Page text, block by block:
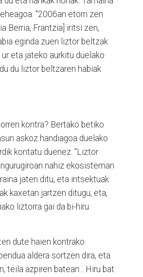
"2006an etorri zen
Berria, Frantzia] iritsi zen,
eginda zuen liztor beltzak
eta jateko aurkitu duelako
du liztor beltzaren habiak
kontra? Bertako betiko
askoz handiagoa duelako
kontatu duenez. "Liztor
nahiz ekosisteman
jaten ditu, eta intsektuak
kaxetan jartzen ditugu, eta,
liztorra gai da bi-hiru
dute haien kontrako
aldera sortzen dira, eta
teila azpiren batean... Hiru bat